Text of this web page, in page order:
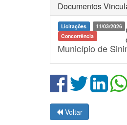
Documentos
Licitações
11/03/2026
Concorrência
Município de
Voltar